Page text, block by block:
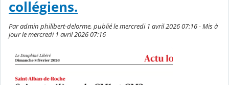
collégiens.
Par admin philibert-delorme, publié le mercredi 1 avril 2026 07:16 - Mis à
jour le mercredi 1 avril 2026 07:16